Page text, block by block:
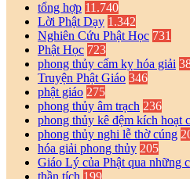
tổng hợp 11.740
Lời Phật Dạy 1.342
Nghiên Cứu Phật Học 731
Phật Học 723
phong thủy cấm kỵ hóa giải
Truyện Phật Giáo 346
phật giáo 275
phong thủy âm trạch 236
phong thủy kê đệm kích hoạt
phong thủy nghi lễ thờ cúng
hóa giải phong thủy 205
Giáo Lý của Phật qua những